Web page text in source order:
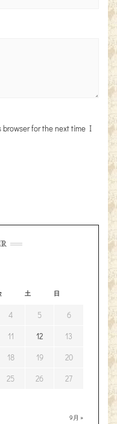
browser for the next time I
土 日
9月 »
4 5 6
11 12 13
18 19 20
25 26 27